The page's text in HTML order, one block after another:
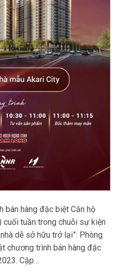
bán hàng đặc biệt Căn hộ
cuối tuần trong chuỗi sự kiện
dễ sở hữu trở lại”: Phòng
chương trình bán hàng đặc
Cập…